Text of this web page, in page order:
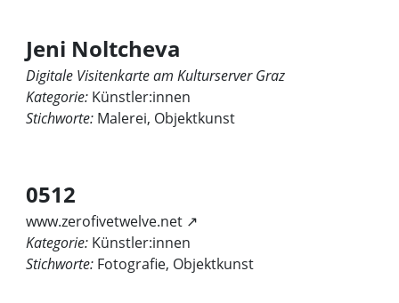
Jeni Noltcheva
Digitale Visitenkarte am Kulturserver Graz
Kategorie: Künstler:innen
Stichworte: Malerei, Objektkunst
0512
www.zerofivetwelve.net ↗
Kategorie: Künstler:innen
Stichworte: Fotografie, Objektkunst